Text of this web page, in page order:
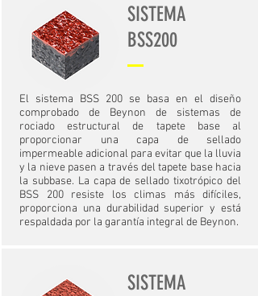
SISTEMA
BSS200
El sistema BSS 200 se basa en el diseño
comprobado de Beynon de sistemas de
rociado estructural de tapete base al
proporcionar una capa de sellado
impermeable adicional para evitar que la lluvia
y la nieve pasen a través del tapete base hacia
la subbase. La capa de sellado tixotrópico del
BSS 200 resiste los climas más difíciles,
proporciona una durabilidad superior y está
respaldada por la garantía integral de Beynon.
SISTEMA